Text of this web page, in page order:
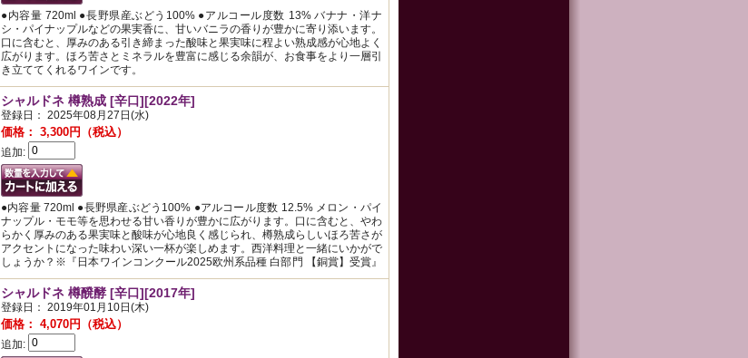
●内容量 720ml ●長野県産ぶどう100% ●アルコール度数 13% バナナ・洋ナ
シ・パイナップルなどの果実香に、甘いバニラの香りが豊かに寄り添います。
口に含むと、厚みのある引き締まった酸味と果実味に程よい熟成感が心地よく
広がります。ほろ苦さとミネラルを豊富に感じる余韻が、お食事をより一層引
き立ててくれるワインです。
シャルドネ 樽熟成 [辛口][2022年]
登録日： 2025年08月27日(水)
価格： 3,300円（税込）
追加:
●内容量 720ml ●長野県産ぶどう100% ●アルコール度数 12.5% メロン・パイ
ナップル・モモ等を思わせる甘い香りが豊かに広がります。口に含むと、やわ
らかく厚みのある果実味と酸味が心地良く感じられ、樽熟成らしいほろ苦さが
アクセントになった味わい深い一杯が楽しめます。西洋料理と一緒にいかがで
しょうか？※『日本ワインコンクール2025欧州系品種 白部門 【銅賞】受賞』
シャルドネ 樽醗酵 [辛口][2017年]
登録日： 2019年01月10日(木)
価格： 4,070円（税込）
追加: